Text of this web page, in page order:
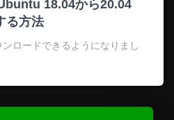
18.04から20.04
る方法
ロードできるようになりまし